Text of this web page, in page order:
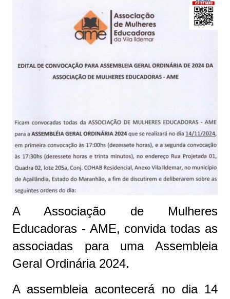
A Associação de Mulheres
Educadoras - AME, convida todas as
associadas para uma Assembleia
Geral Ordinária 2024.
A assembleia acontecerá no dia 14